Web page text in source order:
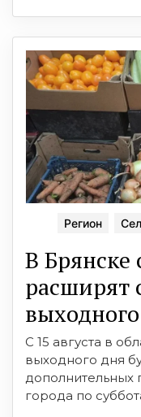
Регион
В Брянске
расширят
С 15 августа в
выходного дня
дополнительных
города по